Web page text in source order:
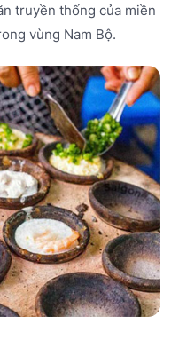
truyền thống của miền
vùng Nam Bộ.